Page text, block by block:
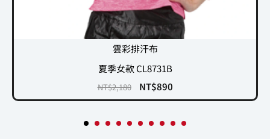
雲彩排汗布
夏季女款 CL8731B
NT$2,180 NT$890